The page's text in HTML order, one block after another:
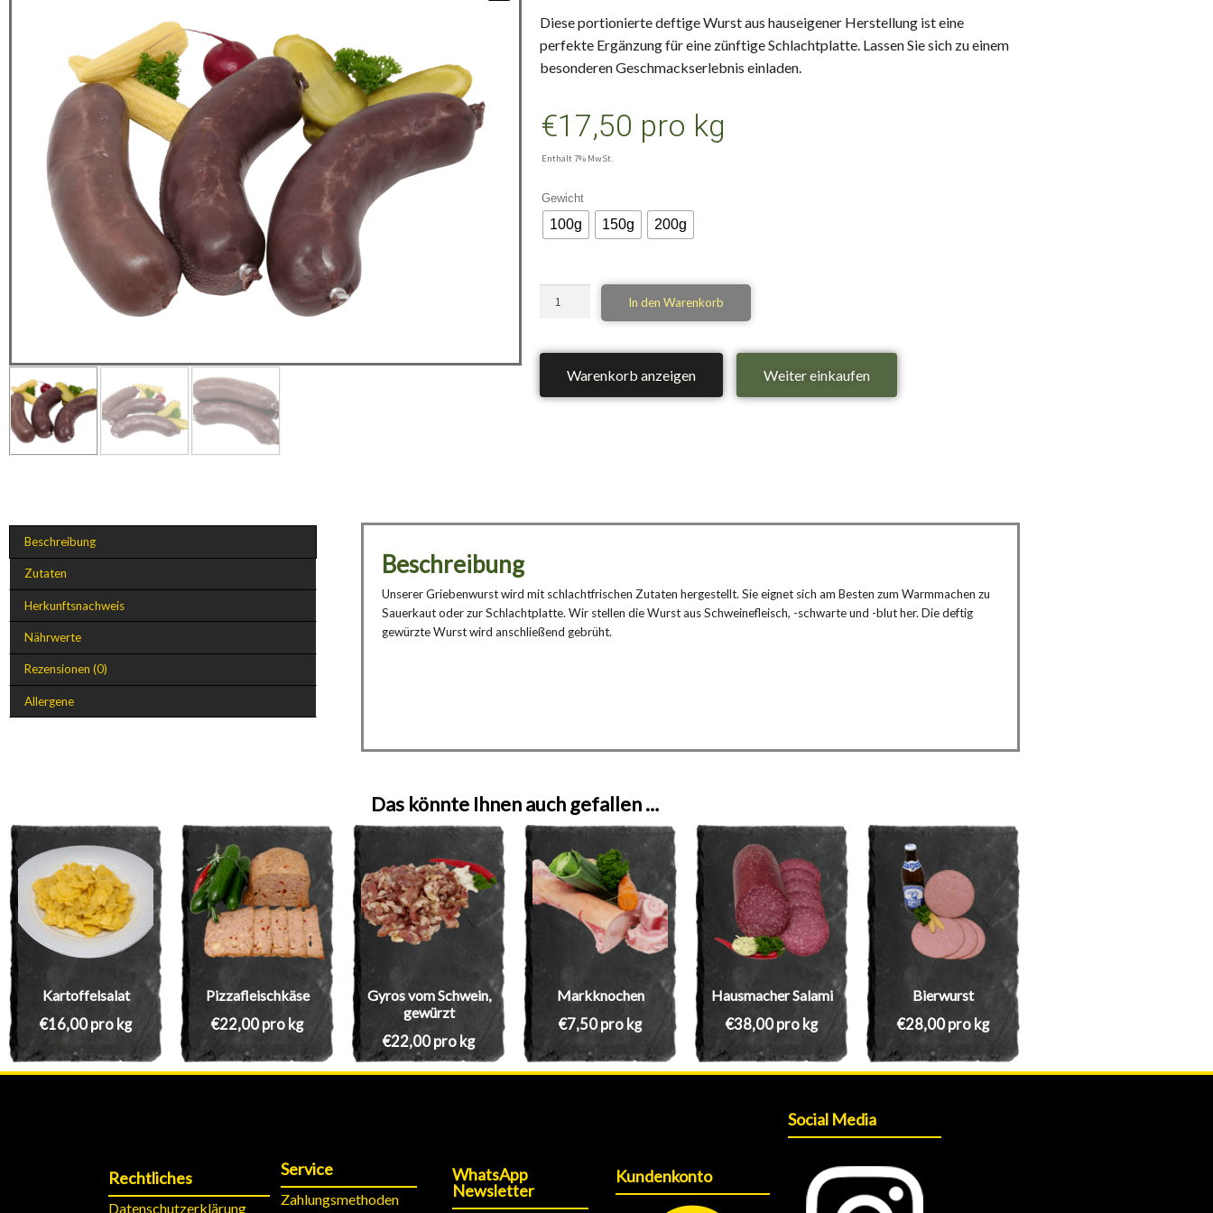
Diese portionierte deftige Wurst aus hauseigener Herstellung ist eine
perfekte Ergänzung für eine zünftige Schlachtplatte. Lassen Sie sich zu einem
besonderen Geschmackserlebnis einladen.
€17,50 pro kg
Enthält 7% MwSt.
Gewicht
100g 150g 200g
In den Warenkorb
Warenkorb anzeigen Weiter einkaufen
Beschreibung
Zutaten
Herkunftsnachweis
Nährwerte
Rezensionen (0)
Allergene
Beschreibung
Unserer Griebenwurst wird mit schlachtfrischen Zutaten hergestellt. Sie eignet sich am Besten zum Warmmachen zu
Sauerkaut oder zur Schlachtplatte. Wir stellen die Wurst aus Schweinefleisch, -schwarte und -blut her. Die deftig
gewürzte Wurst wird anschließend gebrüht.
Das könnte Ihnen auch gefallen …
Kartoffelsalat
€16,00pro kg
Pizzafleischkäse
€22,00pro kg
Gyros vom Schwein,
gewürzt
€22,00pro kg
Markknochen
€7,50pro kg
Hausmacher Salami
€38,00pro kg
Bierwurst
€28,00pro kg
Rechtliches
Datenschutzerklärung
Service
Zahlungsmethoden
WhatsApp
Newsletter
Kundenkonto
Social Media